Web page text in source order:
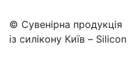
© Сувенірна продукція
із силікону Київ – Silicon